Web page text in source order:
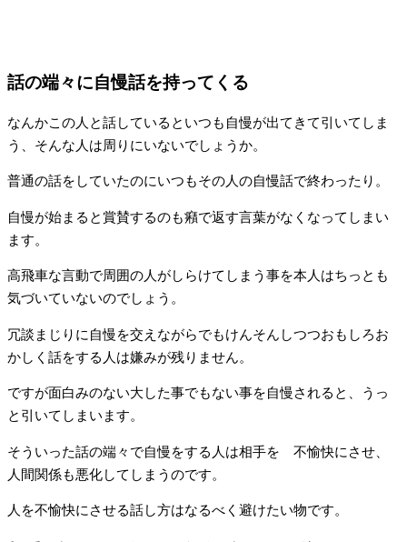
話の端々に自慢話を持ってくる
なんかこの人と話しているといつも自慢が出てきて引いてしま
う、そんな人は周りにいないでしょうか。
普通の話をしていたのにいつもその人の自慢話で終わったり。
自慢が始まると賞賛するのも癪で返す言葉がなくなってしまい
ます。
高飛車な言動で周囲の人がしらけてしまう事を本人はちっとも
気づいていないのでしょう。
冗談まじりに自慢を交えながらでもけんそんしつつおもしろお
かしく話をする人は嫌みが残りません。
ですが面白みのない大した事でもない事を自慢されると、うっ
と引いてしまいます。
そういった話の端々で自慢をする人は相手を 不愉快にさせ、
人間関係も悪化してしまうのです。
人を不愉快にさせる話し方はなるべく避けたい物です。